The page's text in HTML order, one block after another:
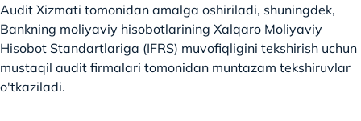
Audit Xizmati tomonidan amalga oshiriladi, shuningdek,
Bankning moliyaviy hisobotlarining Xalqaro Moliyaviy
Hisobot Standartlariga (IFRS) muvofiqligini tekshirish uchun
mustaqil audit firmalari tomonidan muntazam tekshiruvlar
o'tkaziladi.